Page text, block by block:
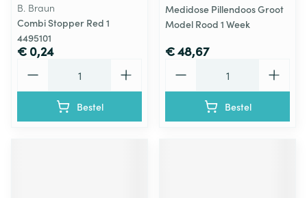
B. Braun
Combi Stopper Red 1
4495101
€ 0,24
Bestel
Medidose Pillendoos Groot
Model Rood 1 Week
€ 48,67
Bestel